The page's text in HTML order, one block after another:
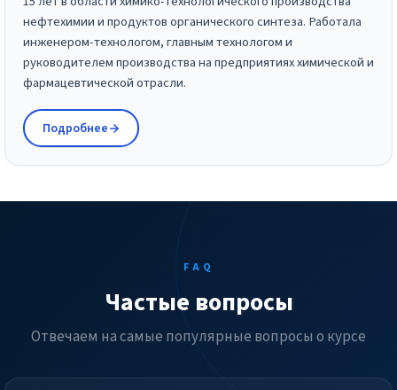
нефтехимии и продуктов органического синтеза. Работала
инженером-технологом, главным технологом и
руководителем производства на предприятиях химической и
фармацевтической отрасли.
Подробнее
FAQ
Частые вопросы
Отвечаем на самые популярные вопросы о курсе